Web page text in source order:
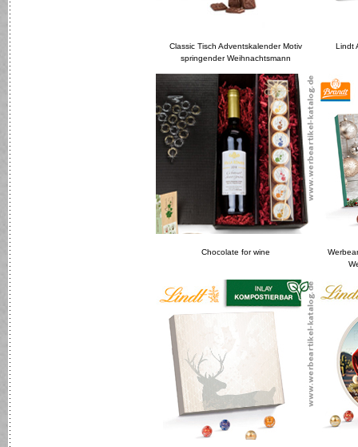
Classic Tisch Adventskalender Motiv
springender Weihnachtsmann
Lindt
Chocolate for wine